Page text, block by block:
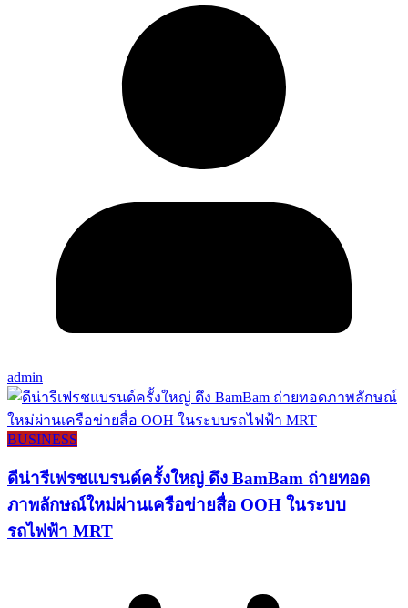
admin
BUSINESS
ดีน่ารีเฟรชแบรนด์ครั้งใหญ่ ดึง BamBam ถ่ายทอด
ภาพลักษณ์ใหม่ผ่านเครือข่ายสื่อ OOH ในระบบ
รถไฟฟ้า MRT